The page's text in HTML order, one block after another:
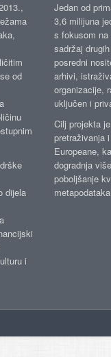
od
dijela
i
Jedan od
3,6 milijuna
s fokusom
sadržaj
posredni
arhivi,
organizacije,
uključen i
Cilj projekta
pretraživanja
Europeane,
dogradnja
poboljšanje